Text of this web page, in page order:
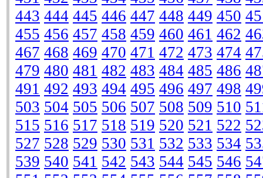
443 444 445 446 447 448 449 450
455 456 457 458 459 460 461 462
467 468 469 470 471 472 473 474
479 480 481 482 483 484 485 486
491 492 493 494 495 496 497 498
503 504 505 506 507 508 509 510
515 516 517 518 519 520 521 522
527 528 529 530 531 532 533 534
539 540 541 542 543 544 545 546